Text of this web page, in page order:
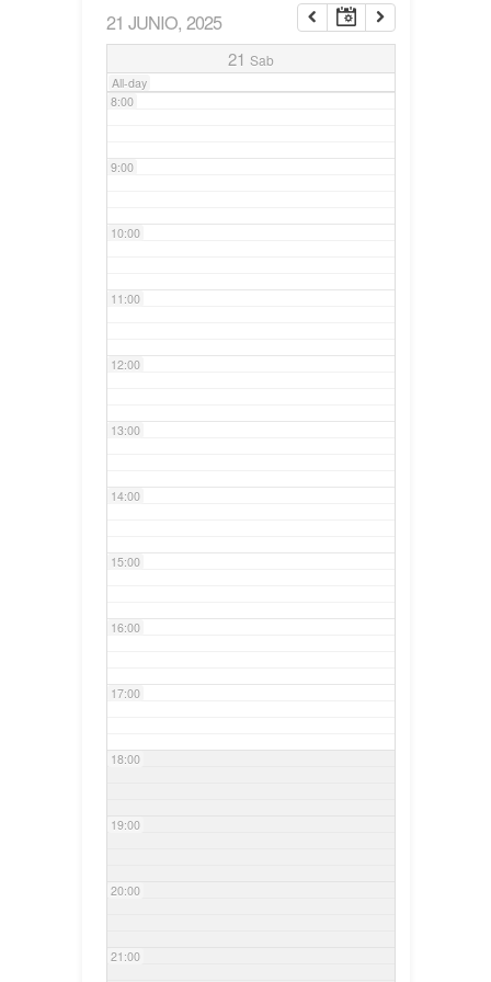
21 JUNIO, 2025
21 Sab
All-day
7:00
8:00
9:00
10:00
11:00
12:00
13:00
14:00
15:00
16:00
17:00
18:00
19:00
20:00
21:00